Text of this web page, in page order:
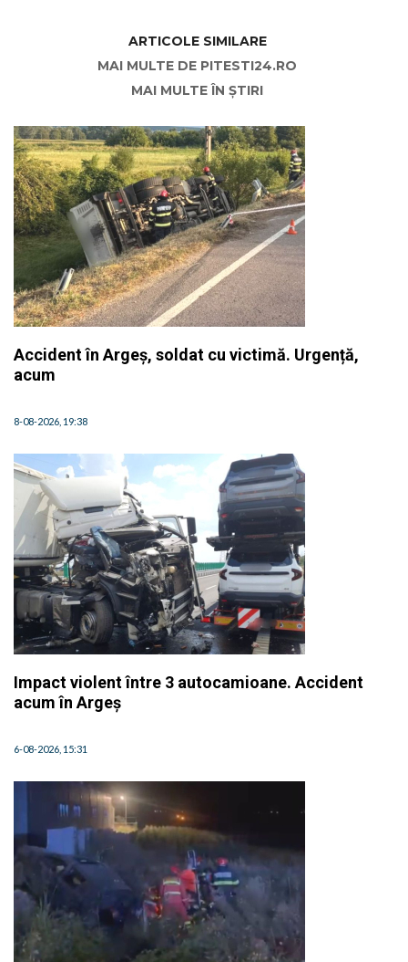
ARTICOLE SIMILARE
MAI MULTE DE PITESTI24.RO
MAI MULTE ÎN ȘTIRI
Accident în Argeș, soldat cu victimă. Urgență,
acum
8-08-2026, 19:38
Impact violent între 3 autocamioane. Accident
acum în Argeș
6-08-2026, 15:31